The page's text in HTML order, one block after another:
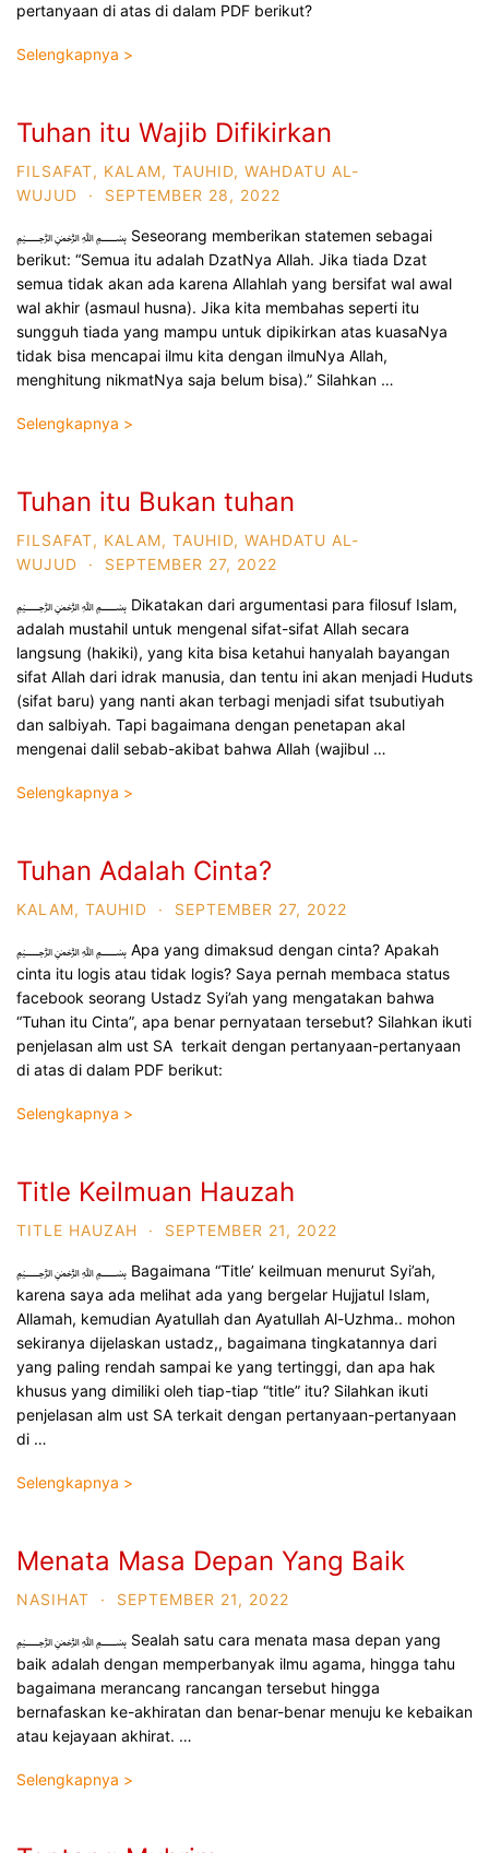
pertanyaan di atas di dalam PDF berikut?
Selengkapnya >
Tuhan itu Wajib Difikirkan
FILSAFAT, KALAM, TAUHID, WAHDATU AL-
WUJUD
· SEPTEMBER 28, 2022
﷽ Seseorang memberikan statemen sebagai
berikut: “Semua itu adalah DzatNya Allah. Jika tiada Dzat
semua tidak akan ada karena Allahlah yang bersifat wal awal
wal akhir (asmaul husna). Jika kita membahas seperti itu
sungguh tiada yang mampu untuk dipikirkan atas kuasaNya
tidak bisa mencapai ilmu kita dengan ilmuNya Allah,
menghitung nikmatNya saja belum bisa).” Silahkan …
Selengkapnya >
Tuhan itu Bukan tuhan
FILSAFAT, KALAM, TAUHID, WAHDATU AL-
WUJUD
· SEPTEMBER 27, 2022
﷽ Dikatakan dari argumentasi para filosuf Islam,
adalah mustahil untuk mengenal sifat-sifat Allah secara
langsung (hakiki), yang kita bisa ketahui hanyalah bayangan
sifat Allah dari idrak manusia, dan tentu ini akan menjadi Huduts
(sifat baru) yang nanti akan terbagi menjadi sifat tsubutiyah
dan salbiyah. Tapi bagaimana dengan penetapan akal
mengenai dalil sebab-akibat bahwa Allah (wajibul …
Selengkapnya >
Tuhan Adalah Cinta?
KALAM, TAUHID · SEPTEMBER 27, 2022
﷽ Apa yang dimaksud dengan cinta? Apakah
cinta itu logis atau tidak logis? Saya pernah membaca status
facebook seorang Ustadz Syi’ah yang mengatakan bahwa
“Tuhan itu Cinta”, apa benar pernyataan tersebut? Silahkan ikuti
penjelasan alm ust SA terkait dengan pertanyaan-pertanyaan
di atas di dalam PDF berikut:
Selengkapnya >
Title Keilmuan Hauzah
TITLE HAUZAH · SEPTEMBER 21, 2022
﷽ Bagaimana “Title’ keilmuan menurut Syi’ah,
karena saya ada melihat ada yang bergelar Hujjatul Islam,
Allamah, kemudian Ayatullah dan Ayatullah Al-Uzhma.. mohon
sekiranya dijelaskan ustadz,, bagaimana tingkatannya dari
yang paling rendah sampai ke yang tertinggi, dan apa hak
khusus yang dimiliki oleh tiap-tiap “title” itu? Silahkan ikuti
penjelasan alm ust SA terkait dengan pertanyaan-pertanyaan
di …
Selengkapnya >
Menata Masa Depan Yang Baik
NASIHAT · SEPTEMBER 21, 2022
﷽ Sealah satu cara menata masa depan yang
baik adalah dengan memperbanyak ilmu agama, hingga tahu
bagaimana merancang rancangan tersebut hingga
bernafaskan ke-akhiratan dan benar-benar menuju ke kebaikan
atau kejayaan akhirat. …
Selengkapnya >